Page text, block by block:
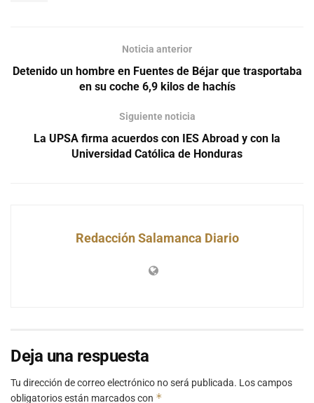
Noticia anterior
Detenido un hombre en Fuentes de Béjar que trasportaba
en su coche 6,9 kilos de hachís
Siguiente noticia
La UPSA firma acuerdos con IES Abroad y con la
Universidad Católica de Honduras
Redacción Salamanca Diario
Deja una respuesta
Tu dirección de correo electrónico no será publicada. Los campos
obligatorios están marcados con *